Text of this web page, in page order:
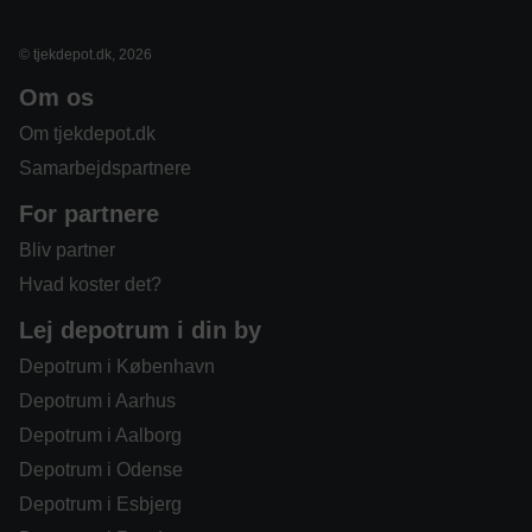
© tjekdepot.dk, 2026
Om os
Om tjekdepot.dk
Samarbejdspartnere
For partnere
Bliv partner
Hvad koster det?
Lej depotrum i din by
Depotrum i København
Depotrum i Aarhus
Depotrum i Aalborg
Depotrum i Odense
Depotrum i Esbjerg